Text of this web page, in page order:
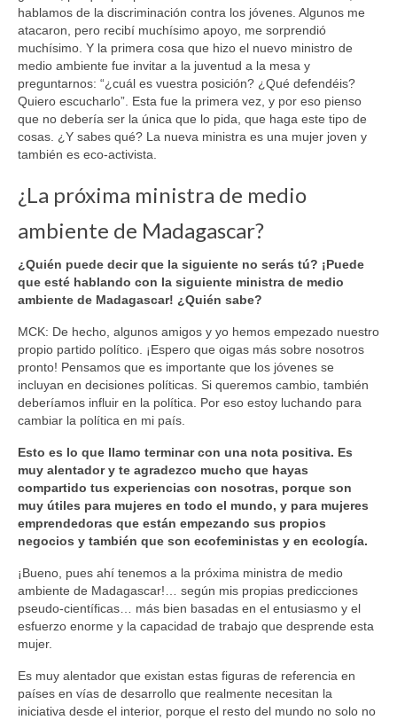
hablamos de la discriminación contra los jóvenes. Algunos me
atacaron, pero recibí muchísimo apoyo, me sorprendió
muchísimo. Y la primera cosa que hizo el nuevo ministro de
medio ambiente fue invitar a la juventud a la mesa y
preguntarnos: “¿cuál es vuestra posición? ¿Qué defendéis?
Quiero escucharlo”. Esta fue la primera vez, y por eso pienso
que no debería ser la única que lo pida, que haga este tipo de
cosas. ¿Y sabes qué? La nueva ministra es una mujer joven y
también es eco-activista.
¿La próxima ministra de medio
ambiente de Madagascar?
¿Quién puede decir que la siguiente no serás tú? ¡Puede
que esté hablando con la siguiente ministra de medio
ambiente de Madagascar! ¿Quién sabe?
MCK: De hecho, algunos amigos y yo hemos empezado nuestro
propio partido político. ¡Espero que oigas más sobre nosotros
pronto! Pensamos que es importante que los jóvenes se
incluyan en decisiones políticas. Si queremos cambio, también
deberíamos influir en la política. Por eso estoy luchando para
cambiar la política en mi país.
Esto es lo que llamo terminar con una nota positiva. Es
muy alentador y te agradezco mucho que hayas
compartido tus experiencias con nosotras, porque son
muy útiles para mujeres en todo el mundo, y para mujeres
emprendedoras que están empezando sus propios
negocios y también que son ecofeministas y en ecología.
¡Bueno, pues ahí tenemos a la próxima ministra de medio
ambiente de Madagascar!… según mis propias predicciones
pseudo-científicas… más bien basadas en el entusiasmo y el
esfuerzo enorme y la capacidad de trabajo que desprende esta
mujer.
Es muy alentador que existan estas figuras de referencia en
países en vías de desarrollo que realmente necesitan la
iniciativa desde el interior, porque el resto del mundo no solo no